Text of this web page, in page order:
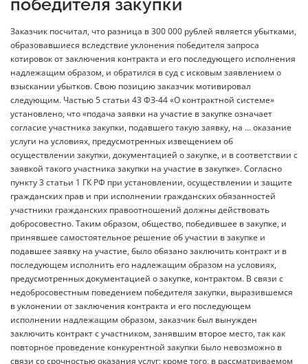
победителя закупки
Заказчик посчитал, что разница в 300 000 рублей является убытками,
образовавшиеся вследствие уклонения победителя запроса
котировок от заключения контракта и его последующего исполнения
надлежащим образом, и обратился в суд с исковым заявлением о
взыскании убытков. Свою позицию заказчик мотивировал
следующим. Частью 5 статьи 43 ФЗ-44 «О контрактной системе»
установлено, что «подача заявки на участие в закупке означает
согласие участника закупки, подавшего такую заявку, на … оказание
услуги на условиях, предусмотренных извещением об
осуществлении закупки, документацией о закупке, и в соответствии с
заявкой такого участника закупки на участие в закупке». Согласно
пункту 3 статьи 1 ГК РФ при установлении, осуществлении и защите
гражданских прав и при исполнении гражданских обязанностей
участники гражданских правоотношений должны действовать
добросовестно. Таким образом, общество, победившее в закупке, и
принявшее самостоятельное решение об участии в закупке и
подавшее заявку на участие, было обязано заключить контракт и в
последующем исполнить его надлежащим образом на условиях,
предусмотренных документацией о закупке, контрактом. В связи с
недобросовестным поведением победителя закупки, выразившемся
в уклонении от заключения контракта и его последующем
исполнении надлежащим образом, заказчик был вынужден
заключить контракт с участником, занявшим второе место, так как
повторное проведение конкурентной закупки было невозможно в
связи со срочностью оказания услуг; кроме того, в рассматриваемом